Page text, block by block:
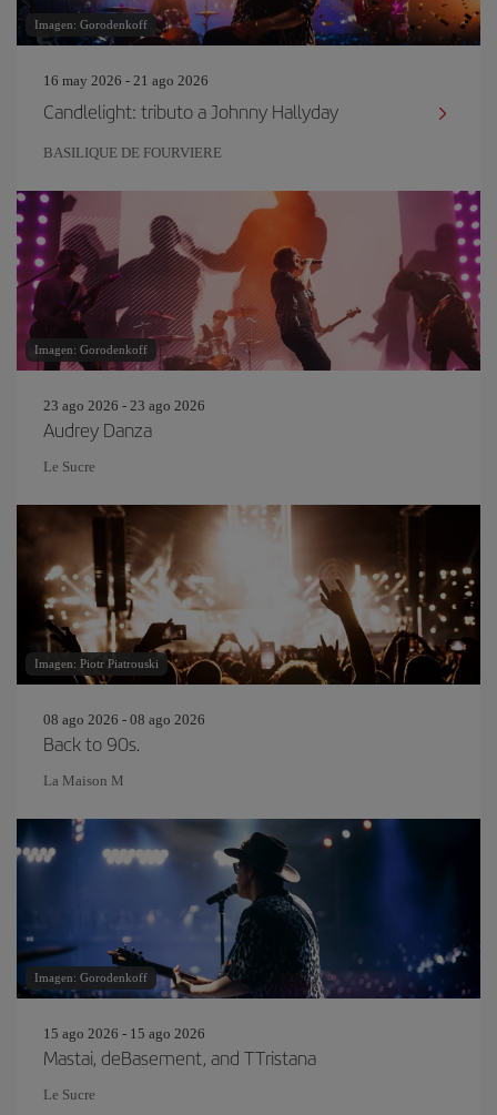
Imagen: Gorodenkoff
16 may 2026 - 21 ago 2026
Candlelight: tributo a Johnny Hallyday
BASILIQUE DE FOURVIERE
Imagen: Gorodenkoff
23 ago 2026 - 23 ago 2026
Audrey Danza
Le Sucre
Imagen: Piotr Piatrouski
08 ago 2026 - 08 ago 2026
Back to 90s.
La Maison M
Imagen: Gorodenkoff
15 ago 2026 - 15 ago 2026
Mastai, deBasement, and TTristana
Le Sucre